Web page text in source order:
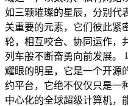
如三颗璀璨的星辰，分别代
关重要的元素，它们彼此紧
轮，相互咬合、协同运作，
列车般不断奋勇向前发展。
耀眼的明星，它是一个开源
约平台，它绝不仅仅只是一
中心化的全球超级计算机，